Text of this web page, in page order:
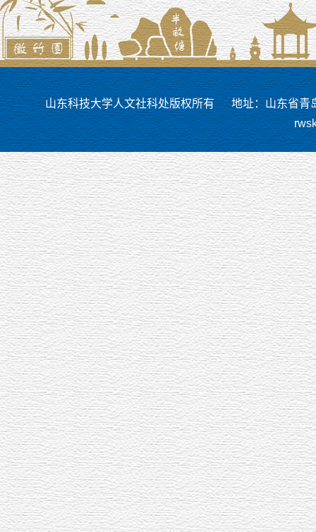
山东科技大学人文社科处版权所有
地址：山东省